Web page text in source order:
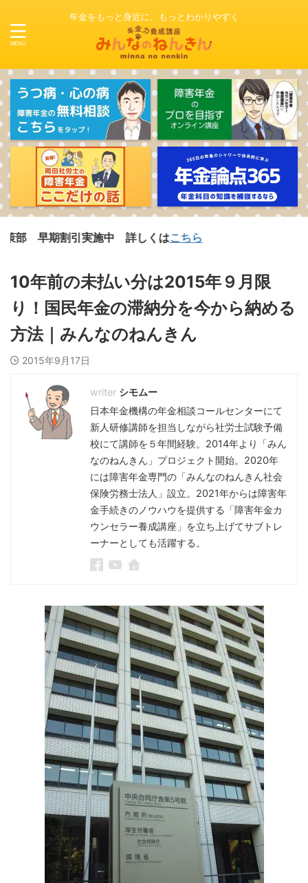
年金をもっと身近に、もっとわかりやすく
割引実施中 詳しくは こちら
10年前の未払い分は2015年９月限
り！国民年金の滞納分を今から納める
方法｜みんなのねんきん
2015年9月17日
シモムー
日本年金機構の年金相談コールセンターにて
新人研修講師を担当しながら社労士試験予備
校にて講師を５年間経験。2014年より「みん
なのねんきん」プロジェクト開始。2020年
には障害年金専門の「みんなのねんきん社会
保険労務士法人」設立。2021年からは障害年
金手続きのノウハウを提供する「障害年金カ
ウンセラー養成講座」を立ち上げてサブトレ
ーナーとしても活躍する。